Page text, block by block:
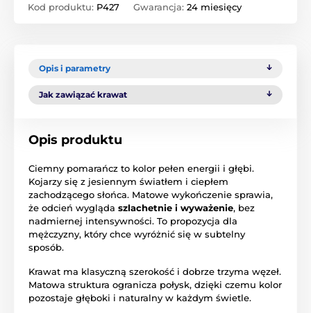
Kod produktu: P427 Gwarancja: 24 miesięcy
Opis i parametry
Jak zawiązać krawat
Opis produktu
Ciemny pomarańcz to kolor pełen energii i głębi.
Kojarzy się z jesiennym światłem i ciepłem
zachodzącego słońca. Matowe wykończenie sprawia,
że odcień wygląda szlachetnie i wyważenie, bez
nadmiernej intensywności. To propozycja dla
mężczyzny, który chce wyróżnić się w subtelny
sposób.
Krawat ma klasyczną szerokość i dobrze trzyma węzeł.
Matowa struktura ogranicza połysk, dzięki czemu kolor
pozostaje głęboki i naturalny w każdym świetle.